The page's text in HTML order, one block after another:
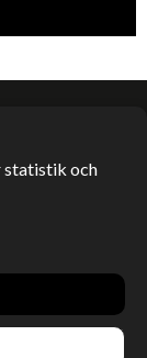
statistik och